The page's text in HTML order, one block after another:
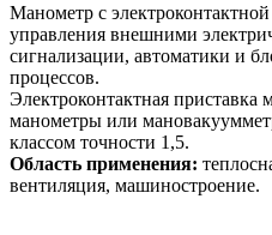
Манометр с
управления внешними
сигнализации, автоматики и
процессов.
Электроконтактная приставка
манометры или
классом точности 1,5.
Область применения:
вентиляция, машиностроение.